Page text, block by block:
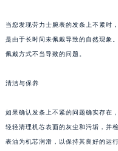
当您发现劳力士腕表的发条上不紧时
是由于长时间未佩戴导致的自然现象
佩戴方式不当导致的问题。
清洁与保养
如果确认发条上不紧的问题确实存在
轻轻清理机芯表面的灰尘和污垢，并
表油为机芯润滑，以保持其良好的运行